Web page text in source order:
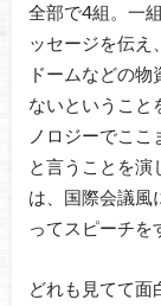
全部で4組。一
ッセージを伝え
ドームなどの
ないということ
ノロジーでこ
と言うことを
は、国際会議風
ってスピーチを
どれも見てて面